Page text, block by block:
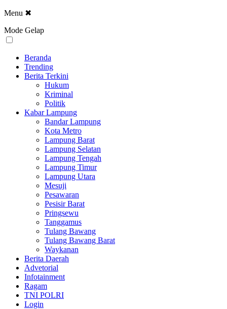
Menu ✖
Mode Gelap
Beranda
Trending
Berita Terkini
Hukum
Kriminal
Politik
Kabar Lampung
Bandar Lampung
Kota Metro
Lampung Barat
Lampung Selatan
Lampung Tengah
Lampung Timur
Lampung Utara
Mesuji
Pesawaran
Pesisir Barat
Pringsewu
Tanggamus
Tulang Bawang
Tulang Bawang Barat
Waykanan
Berita Daerah
Advetorial
Infotainment
Ragam
TNI POLRI
Login